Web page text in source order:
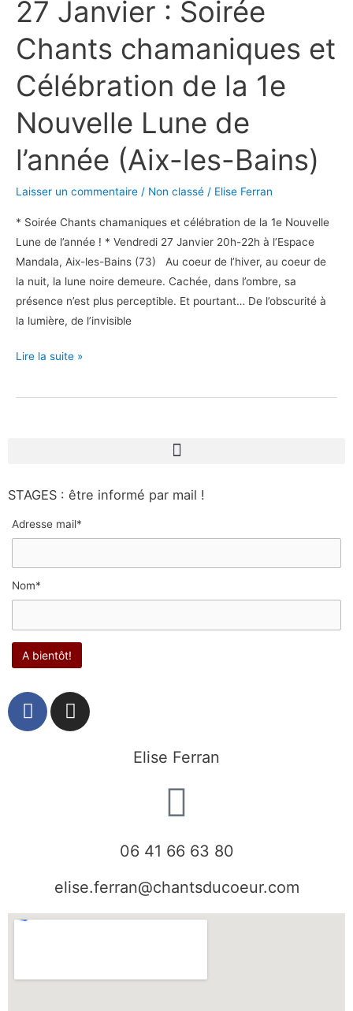
27 Janvier : Soirée
Chants chamaniques et
Célébration de la 1e
Nouvelle Lune de
l’année (Aix-les-Bains)
Laisser un commentaire / Non classé / Elise Ferran
* Soirée Chants chamaniques et célébration de la 1e Nouvelle
Lune de l’année ! * Vendredi 27 Janvier 20h-22h à l’Espace
Mandala, Aix-les-Bains (73) Au coeur de l’hiver, au coeur de
la nuit, la lune noire demeure. Cachée, dans l’ombre, sa
présence n’est plus perceptible. Et pourtant… De l’obscurité à
la lumière, de l’invisible
Soirée
Chants
et
de
de
l’année
(Aix-
les-
Bains)
Lire la suite »
STAGES : être informé par mail !
Adresse mail*
Nom*
F
a
I
n
Elise Ferran
06 41 66 63 80
elise.ferran@chantsducoeur.com